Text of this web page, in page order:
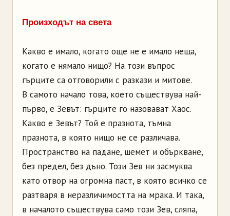
Произходът на света
Какво е имало, когато още не е имало неща,
когато е нямало нищо? На този въпрос
гърците са отговорили с разкази и митове.
В самото начало това, което съществува най-
първо, е Зевът: гърците го назовават Хаос.
Какво е Зевът? Той е празнота, тъмна
празнота, в която нищо не се различава.
Пространство на падане, шемет и объркване,
без предел, без дъно. Този Зев ни засмуква
като отвор на огромна паст, в която всичко се
разтваря в неразличимостта на мрака. И така,
в началото съществува само този Зев, сляпа,